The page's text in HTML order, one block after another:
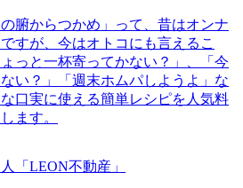
の腑からつかめ」って、昔はオンナ
すが、今はオトコにも言えるこ
っと一杯寄ってかない？」、「今
い？」「週末ホムパしようよ」な
口実に使える簡単レシピを人気料
ます。
「LEON不動産」